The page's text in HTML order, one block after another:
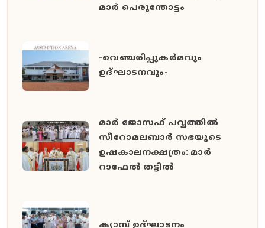
മാർ പെരുന്തോട്ടം
-വെഞ്ചരിപ്പുകർമവും
ഉദ്ഘാടനവും-
മാർ ജോസഫ് പവ്വത്തിൽ
സീറോമലബാർ സഭയുടെ
ഉഷകാലനക്ഷത്രം: മാർ
റാഫേൽ തട്ടിൽ
ക്യാമ്പ് ഉദ്ഘാടനം